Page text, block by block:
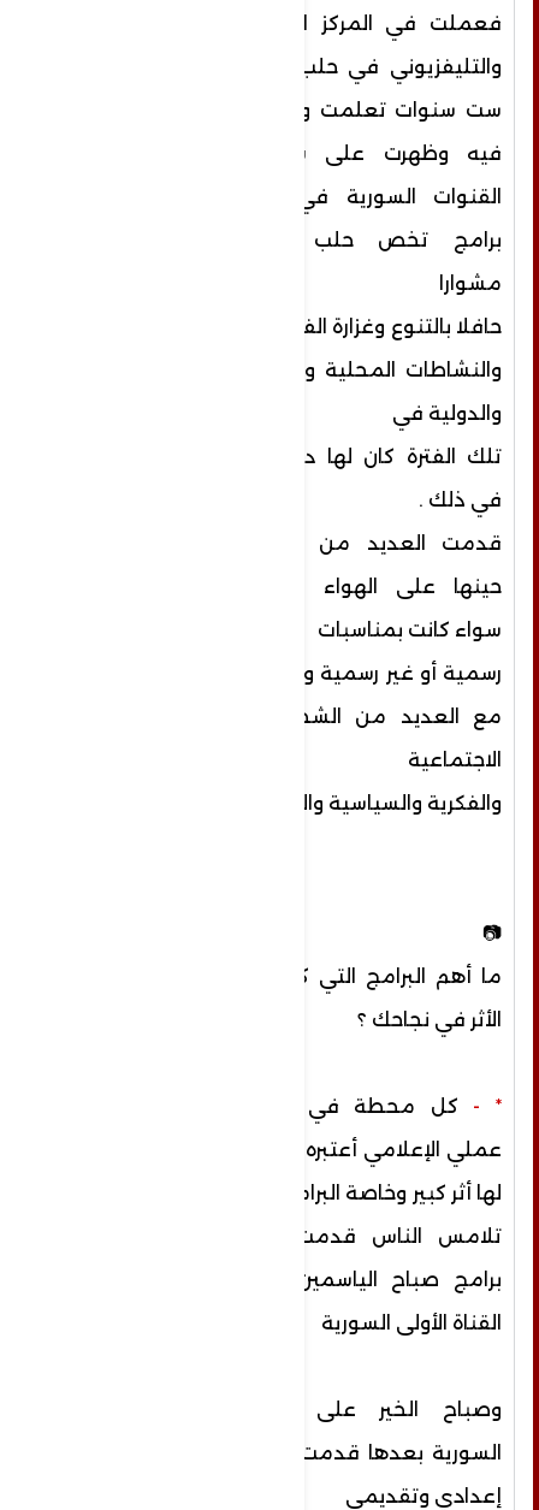
فعملت في المركز الإذاعي
والتليفزيوني في حلب قرابة
ست سنوات تعلمت وعملت
فيه وظهرت على شاشات
القنوات السورية في عدة
برامج تخص حلب فكان
مشوارا
حافلا بالتنوع وغزارة الفعاليات
والنشاطات المحلية والعربية
والدولية في
تلك الفترة كان لها دور كبير
في ذلك .
قدمت العديد من البرامج
حينها على الهواء مباشرة
سواء كانت بمناسبات
رسمية أو غير رسمية والتقيت
مع العديد من الشخصيات
الاجتماعية
والفكرية والسياسية والفنية
📷
ما أهم البرامج التي كان لها
الأثر في نجاحك ؟
* - كل محطة في مجال
عملي الإعلامي أعتبره بصمة
لها أثر كبير وخاصة البرامج لتي
تلامس الناس قدمت عدة
برامج صباح الياسمين على
القناة الأولى السورية
وصباح الخير على القناة
السورية بعدها قدمت برامج
إعدادي وتقديمي